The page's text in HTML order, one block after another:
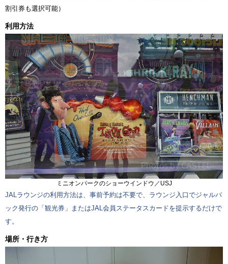
割引券も選択可能）
利用方法
ミニオンパークのショーウインドウ／USJ
JALラウンジの利用方法は、事前予約は不要で、ラウンジ入口でジャルパ
ック発行の「観光券」またはJAL会員ステータスカードを提示するだけで
す。
場所・行き方